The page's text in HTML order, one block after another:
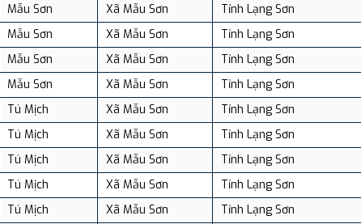
Mẫu Sơn Xã Mẫu Sơn
Tỉnh Lạng Sơn
Mẫu Sơn Xã Mẫu Sơn
Tỉnh Lạng Sơn
Mẫu Sơn Xã Mẫu Sơn
Tỉnh Lạng Sơn
Mẫu Sơn Xã Mẫu Sơn
Tỉnh Lạng Sơn
Tú Mịch Xã Mẫu Sơn
Tỉnh Lạng Sơn
Tú Mịch Xã Mẫu Sơn
Tỉnh Lạng Sơn
Tú Mịch Xã Mẫu Sơn
Tỉnh Lạng Sơn
Tú Mịch Xã Mẫu Sơn
Tỉnh Lạng Sơn
Tú Mịch Xã Mẫu Sơn
Tỉnh Lạng Sơn